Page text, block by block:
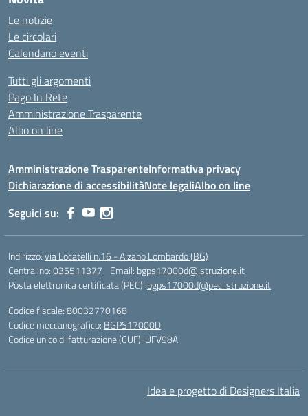
Le notizie
Le circolari
Calendario eventi
Tutti gli argomenti
Pago In Rete
Amministrazione Trasparente
Albo on line
Amministrazione TrasparenteInformativa privacy
Dichiarazione di accessibilitàNote legaliAlbo on line
Seguici su:
Indirizzo:via Locatelli n.16 - Alzano Lombardo (BG)
Centralino:035511377 Email: bgps17000d@istruzione.it
Posta elettronica certificata (PEC): bgps17000d@pec.istruzione.it
Codice fiscale: 80032770168
Codice meccanografico: BGPS17000D
Codice unico di fatturazione (CUF): UFV98A
Idea e progetto di Designers Italia